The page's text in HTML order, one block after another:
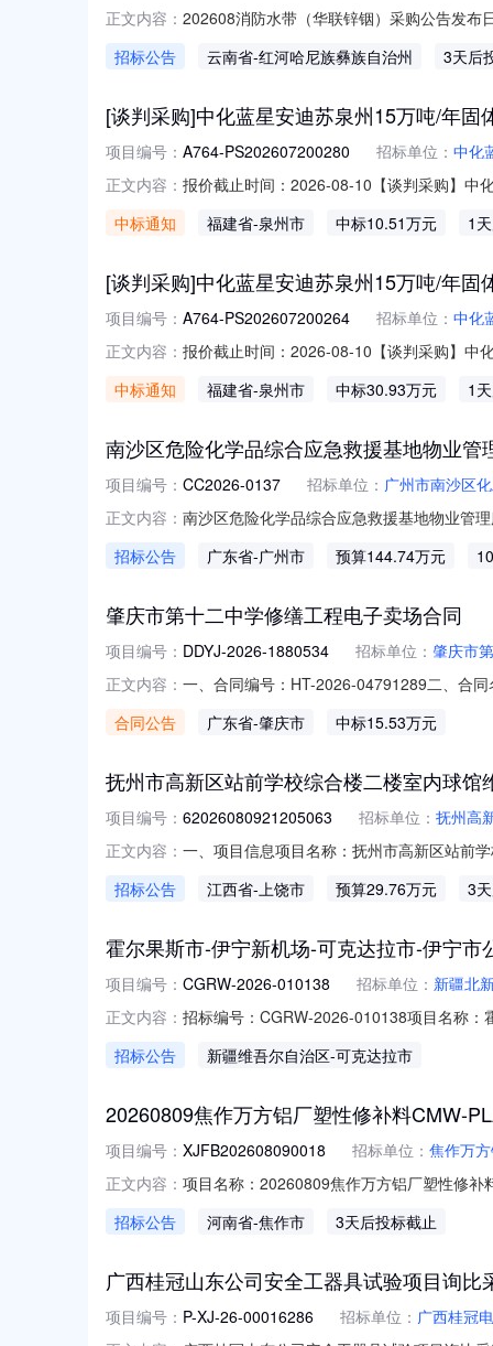
正文内容： 202608消防水带（华联锌铟）采购公告发
2608-25300项目标名：202608消防水带（
招标公告 云南省-红河哈尼族彝族自治州 3天后
[谈判采购]中化蓝星安迪苏泉州15万吨/年
项目编号： A764-PS202607200280 招标单位： 中化
正文内容： 报价截止时间：2026-08-10【谈判采购】中
PS202607200280成交结果：1.供应商名称
中标通知 福建省-泉州市 中标10.51万元 1
[谈判采购]中化蓝星安迪苏泉州15万吨/年
项目编号： A764-PS202607200264 招标单位： 中化
正文内容： 报价截止时间：2026-08-10【谈判采购】中
PS202607200264成交结果：1.供应商名称
中标通知 福建省-泉州市 中标30.93万元 1
南沙区危险化学品综合应急救援基地物业
项目编号： CC2026-0137 招标单位： 广州市南沙区
正文内容： 南沙区危险化学品综合应急救援基地物业管
险化学品综合应急救援基地物业管理服务
招标公告 广东省-广州市 预算144.74万元
肇庆市第十二中学修缮工程电子卖场合同
项目编号： DDYJ-2026-1880534 招标单位： 肇庆市
正文内容： 一、合同编号：HT-2026-04791289二、合
地址：江口街道封州二路198号山水雅苑第
合同公告 广东省-肇庆市 中标15.53万元
抚州市高新区站前学校综合楼二楼室内球
项目编号： 62026080921205063 招标单位： 抚州高
正文内容： 一、项目信息项目名称：抚州市高新区站前
价含运费二、采购需求清单商品名称参数
招标公告 江西省-上饶市 预算29.76万元 3
霍尔果斯市-伊宁新机场-可克达拉市-伊宁
项目编号： CGRW-2026-010138 招标单位： 新疆北
正文内容： 招标编号：CGRW-2026-010138项目名称
招标公告 新疆维吾尔自治区-可克达拉市
20260809焦作万方铝厂塑性修补料CMW-
项目编号： XJFB202608090018 招标单位： 焦作万
正文内容： 项目名称：20260809焦作万方铝厂塑性修
址：期望交货时间：商务联系人：******联系
招标公告 河南省-焦作市 3天后投标截止
广西桂冠山东公司安全工器具试验项目询比
项目编号： P-XJ-26-00016286 招标单位： 广西桂冠